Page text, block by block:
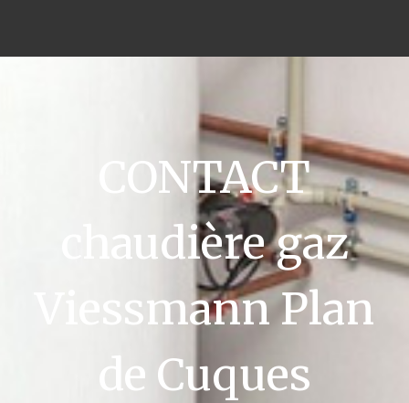
CONTACT
chaudière gaz
Viessmann Plan
de Cuques